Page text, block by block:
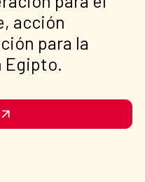
acción
para la
Egipto.